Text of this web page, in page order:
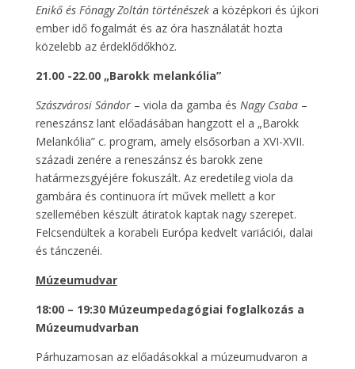
Enikő és Fónagy Zoltán történészek a középkori és újkori
ember idő fogalmát és az óra használatát hozta
közelebb az érdeklődőkhöz.
21.00 -22.00 „Barokk melankólia”
Szászvárosi Sándor– viola da gamba és Nagy Csaba–
reneszánsz lant előadásában hangzott el a „Barokk
Melankólia” c. program, amely elsősorban a XVI-XVII.
századi zenére a reneszánsz és barokk zene
határmezsgyéjére fokuszált. Az eredetileg viola da
gambára és continuora írt művek mellett a kor
szellemében készült átiratok kaptak nagy szerepet.
Felcsendültek a korabeli Európa kedvelt variációi, dalai
és tánczenéi.
Múzeumudvar
18:00 – 19:30 Múzeumpedagógiai foglalkozás a
Múzeumudvarban
Párhuzamosan az előadásokkal a múzeumudvaron a